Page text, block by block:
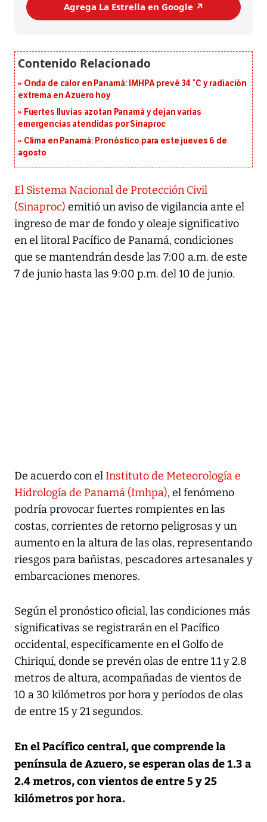
Agrega La Estrella en Google ↗️
Onda de calor en Panamá: IMHPA prevé 34 °C y radiación
extrema en Azuero hoy
Fuertes lluvias azotan Panamá y dejan varias
emergencias atendidas por Sinaproc
Clima en Panamá: Pronóstico para este jueves 6 de
agosto
El Sistema Nacional de Protección Civil
(Sinaproc) emitió un aviso de vigilancia ante el
ingreso de mar de fondo y oleaje significativo
en el litoral Pacífico de Panamá, condiciones
que se mantendrán desde las 7:00 a.m. de este
7 de junio hasta las 9:00 p.m. del 10 de junio.
De acuerdo con elInstituto de Meteorología e
Hidrología de Panamá (Imhpa), el fenómeno
podría provocar fuertes rompientes en las
costas, corrientes de retorno peligrosas y un
aumento en la altura de las olas, representando
riesgos para bañistas, pescadores artesanales y
embarcaciones menores.
Según el pronóstico oficial, las condiciones más
significativas se registrarán en el Pacífico
occidental, específicamente en el Golfo de
Chiriquí, donde se prevén olas de entre 1.1 y 2.8
metros de altura, acompañadas de vientos de
10 a 30 kilómetros por hora y períodos de olas
de entre 15 y 21 segundos.
En el Pacífico central, que comprende la
península de Azuero, se esperan olas de 1.3 a
2.4 metros, con vientos de entre 5 y 25
kilómetros por hora.